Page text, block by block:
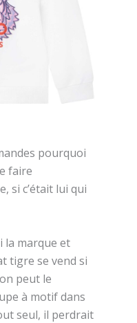
pourquoi
faire
si c’était lui qui
la marque et
tigre se vend si
peut le
à motif dans
seul, il perdrait